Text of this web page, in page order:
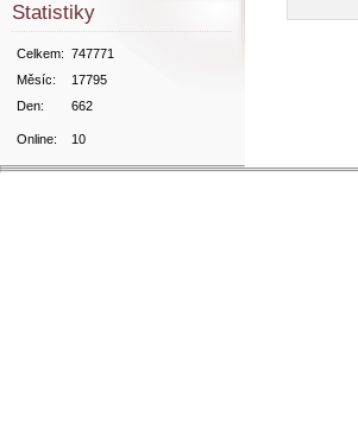
Statistiky
Online: 10
Celkem: 747771
Měsíc:
17795
Den:
662